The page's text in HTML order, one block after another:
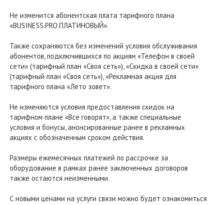
Не изменится абонентская плата тарифного плана
«BUSINESS.PRO.ПЛАТИНОВЫЙ».
Также сохраняются без изменений условия обслуживания
абонентов, подключившихся по акциям «Телефон в своей
сети» (тарифный план «Своя сеть»), «Скидка в своей сети»
(тарифный план «Своя сеть»), «Рекламная акция для
тарифного плана «Лето зовет».
Не изменяются условия предоставления скидок на
тарифном плане «Все говорят», а также специальные
условия и бонусы, анонсированные ранее в рекламных
акциях с обозначенным сроком действия.
Размеры ежемесячных платежей по рассрочке за
оборудование в рамках ранее заключенных договоров
также остаются неизменными.
С новыми ценами на услуги связи можно будет ознакомиться